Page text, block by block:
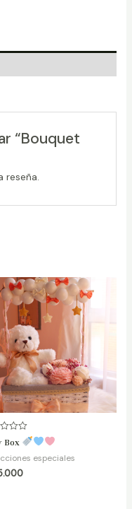
“Bouquet
reseña.
Box
especiales